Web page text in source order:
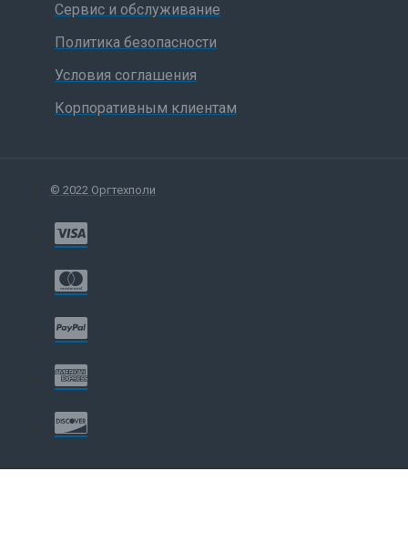
Сервис и обслуживание
Политика безопасности
Условия соглашения
Корпоративным клиентам
© 2022 Оргтехполи